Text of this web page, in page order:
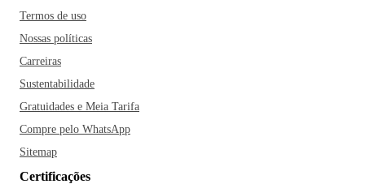
Termos de uso
Nossas políticas
Carreiras
Sustentabilidade
Gratuidades e Meia Tarifa
Compre pelo WhatsApp
Sitemap
Certificações